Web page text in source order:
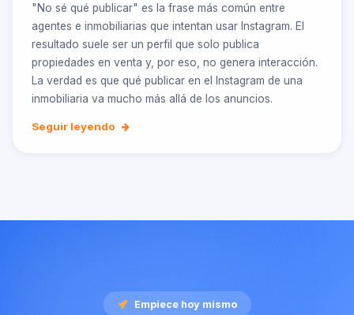
"No sé qué publicar" es la frase más común entre
agentes e inmobiliarias que intentan usar Instagram. El
resultado suele ser un perfil que solo publica
propiedades en venta y, por eso, no genera interacción.
La verdad es que qué publicar en el Instagram de una
inmobiliaria va mucho más allá de los anuncios.
Seguir leyendo
Empiece hoy mismo